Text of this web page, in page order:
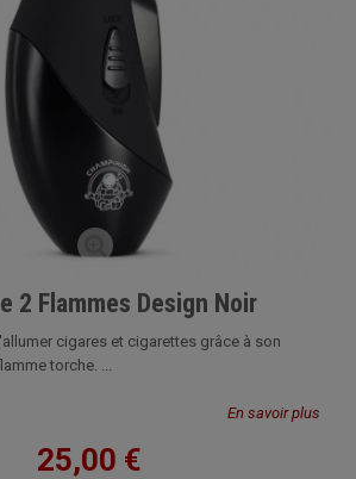
2 Flammes Design Noir
cigares et cigarettes grâce à son
torche. ...
En savoir plus
25,00 €